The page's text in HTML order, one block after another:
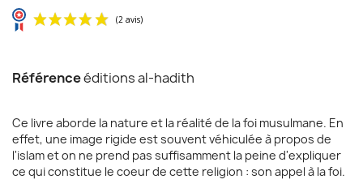
Référenceéditions al-hadith
Ce livre aborde la nature et la réalité de la foi musulmane. En
effet, une image rigide est souvent véhiculée à propos de
l'islam et on ne prend pas suffisamment la peine d'expliquer
ce qui constitue le coeur de cette religion : son appel à la foi.